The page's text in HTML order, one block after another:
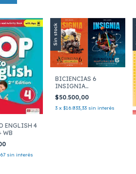
ENGLISH 4
WB
sin interés
Sin stock
BICIENCIAS 6
INSIGNIA
BONAERENSE
$50.500,00
3 x $16.833,33 sin interés